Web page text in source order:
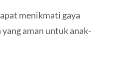
menikmati gaya
aman untuk anak-